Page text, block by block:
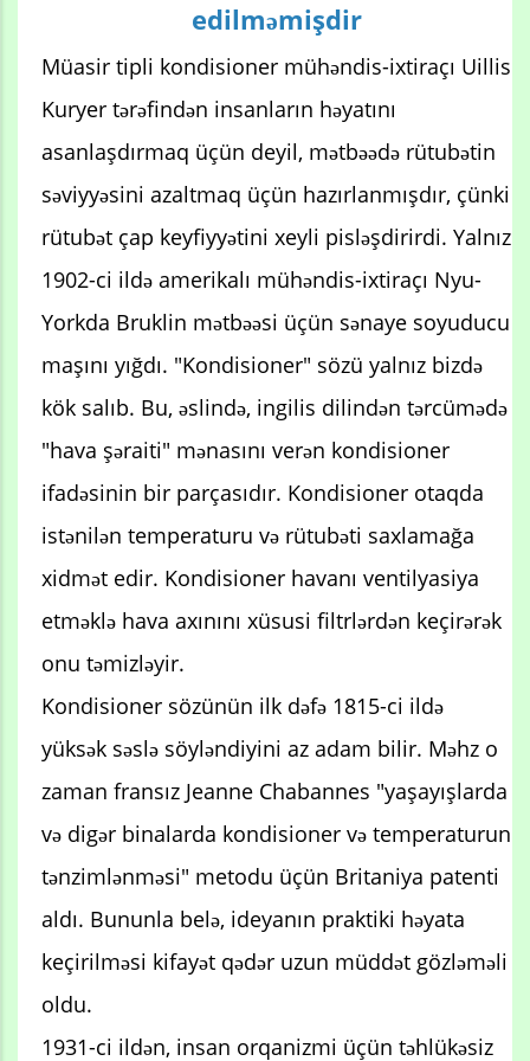
edilməmişdir
Müasir tipli kondisioner mühəndis-ixtiraçı Uillis
Kuryer tərəfindən insanların həyatını
asanlaşdırmaq üçün deyil, mətbəədə rütubətin
səviyyəsini azaltmaq üçün hazırlanmışdır, çünki
rütubət çap keyfiyyətini xeyli pisləşdirirdi. Yalnız
1902-ci ildə amerikalı mühəndis-ixtiraçı Nyu-
Yorkda Bruklin mətbəəsi üçün sənaye soyuducu
maşını yığdı. "Kondisioner" sözü yalnız bizdə
kök salıb. Bu, əslində, ingilis dilindən tərcümədə
"hava şəraiti" mənasını verən kondisioner
ifadəsinin bir parçasıdır. Kondisioner otaqda
istənilən temperaturu və rütubəti saxlamağa
xidmət edir. Kondisioner havanı ventilyasiya
etməklə hava axınını xüsusi filtrlərdən keçirərək
onu təmizləyir.
Kondisioner sözünün ilk dəfə 1815-ci ildə
yüksək səslə söyləndiyini az adam bilir. Məhz o
zaman fransız Jeanne Chabannes "yaşayışlarda
və digər binalarda kondisioner və temperaturun
tənzimlənməsi" metodu üçün Britaniya patenti
aldı. Bununla belə, ideyanın praktiki həyata
keçirilməsi kifayət qədər uzun müddət gözləməli
oldu.
1931-ci ildən, insan orqanizmi üçün təhlükəsiz